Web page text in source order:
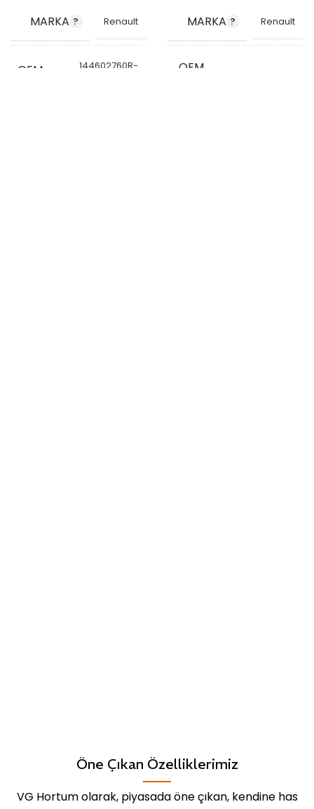
MARKA
Renault
OEM
144602760R-
MARKA
Renault
OEM
Öne Çıkan Özelliklerimiz
VG Hortum olarak, piyasada öne çıkan, kendine has